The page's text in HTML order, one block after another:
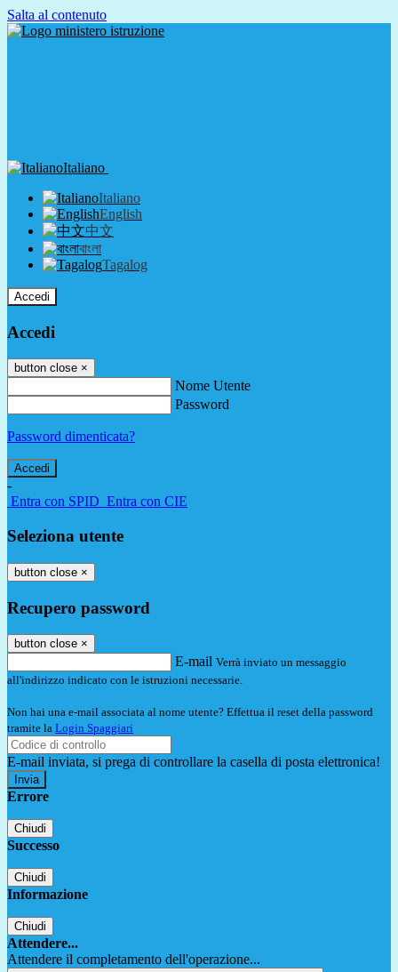
Salta al contenuto
Italiano
Italiano
English
中文
বাংলা
Tagalog
Accedi
Accedi
button close ×
Nome Utente
Password
Password dimenticata?
-
Entra con SPID Entra con CIE
Seleziona utente
button close ×
Recupero password
button close ×
E-mail Verrà inviato un messaggio
all'indirizzo indicato con le istruzioni necessarie.
Non hai una e-mail associata al nome utente? Effettua il reset della password
tramite la Login Spaggiari
E-mail inviata, si prega di controllare la casella di posta elettronica!
Errore
Chiudi
Successo
Chiudi
Informazione
Chiudi
Attendere...
Attendere il completamento dell'operazione...